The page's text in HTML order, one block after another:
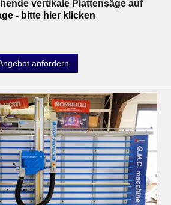
vertikale Plattensäge auf
- bitte hier klicken
anfordern